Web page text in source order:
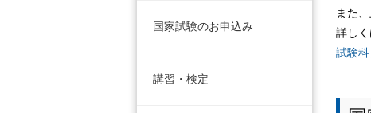
国家試験のお申込み
講習・検定
また
詳しく
試験